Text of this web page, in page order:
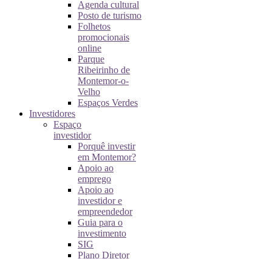
Agenda cultural
Posto de turismo
Folhetos
promocionais
online
Parque
Ribeirinho de
Montemor-o-
Velho
Espaços Verdes
Investidores
Espaço
investidor
Porquê investir
em Montemor?
Apoio ao
emprego
Apoio ao
investidor e
empreendedor
Guia para o
investimento
SIG
Plano Diretor